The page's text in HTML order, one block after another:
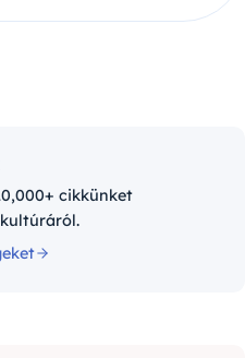
cikkünket